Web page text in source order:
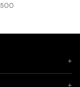
500
+